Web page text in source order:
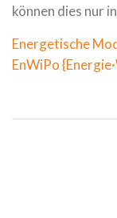
können dies nur
Energetische
EnWiPo